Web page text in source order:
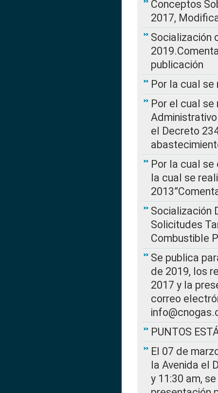
Conceptos
2017,
Socialización
publicación
Por la cual se
Por el cual
el Decreto
Por la cual se
la cual se
Socialización
Solicitudes
Combustible
Se publica
de 2019, los
2017 y la
correo
PUNTOS
El 07 de
la Avenida el
y 11:30 am,